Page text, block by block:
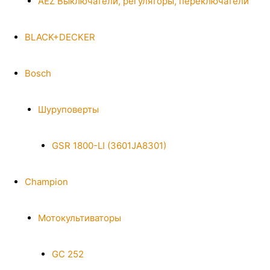
BLACK+DECKER
Bosch
Шуруповерты
GSR 1800-LI (3601JA8301)
Champion
Мотокультиваторы
GC 252